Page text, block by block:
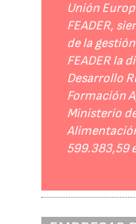
Unión
FEADER,
de la
FEADER la
Desarrollo
Formación
Ministerio
599.383,59